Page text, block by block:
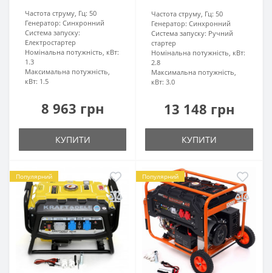
Частота струму, Гц: 50
Генератор: Синхронний
Система запуску:
Електростартер
Номінальна потужність, кВт:
1.3
Максимальна потужність,
кВт: 1.5
8 963 грн
КУПИТИ
Частота струму, Гц: 50
Генератор: Синхронний
Система запуску: Ручний
стартер
Номінальна потужність, кВт:
2.8
Максимальна потужність,
кВт: 3.0
13 148 грн
КУПИТИ
Популярний Популярний